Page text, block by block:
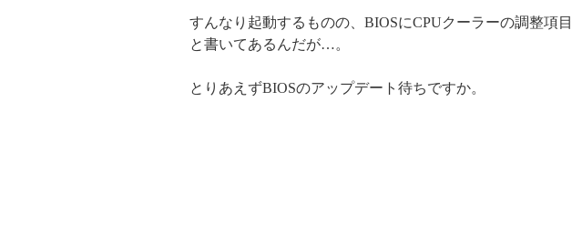
すんなり起動するものの、BIOSにCPUクーラーの調整項
と書いてあるんだが…。
とりあえずBIOSのアップデート待ちですか。